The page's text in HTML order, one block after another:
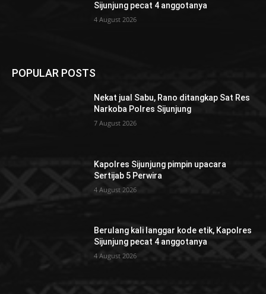
Sijunjung pecat 4 anggotanya
4 August 2026
POPULAR POSTS
Nekat jual Sabu, Rano ditangkap Sat Res
Narkoba Polres Sijunjung
7 August 2026
Kapolres Sijunjung pimpin upacara
Sertijab 5 Perwira
4 August 2026
Berulang kali langgar kode etik, Kapolres
Sijunjung pecat 4 anggotanya
4 August 2026